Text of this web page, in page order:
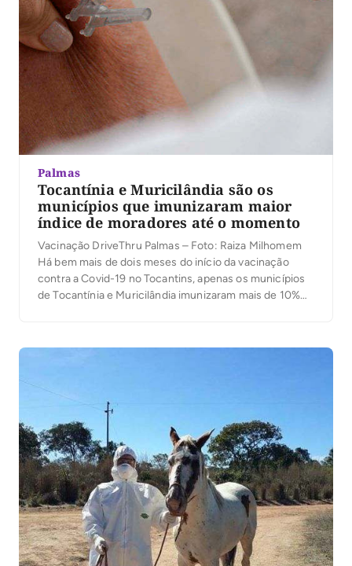
Palmas
Tocantínia e Muricilândia são os
municípios que imunizaram maior
índice de moradores até o momento
Vacinação DriveThru Palmas – Foto: Raiza Milhomem
Há bem mais de dois meses do início da vacinação
contra a Covid-19 no Tocantins, apenas os municípios
de Tocantínia e Muricilândia imunizaram mais de 10%
do Estado, Araguaína, Palmas e Gurupi […]